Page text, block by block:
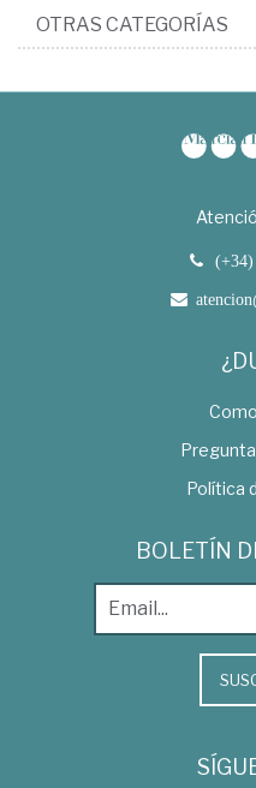
OTRAS CATEGORÍAS
(+34)
Política
BOLETÍN